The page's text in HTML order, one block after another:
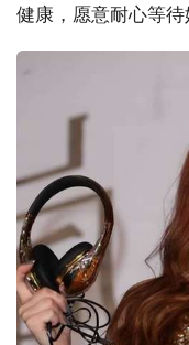
健康，愿意耐心等待